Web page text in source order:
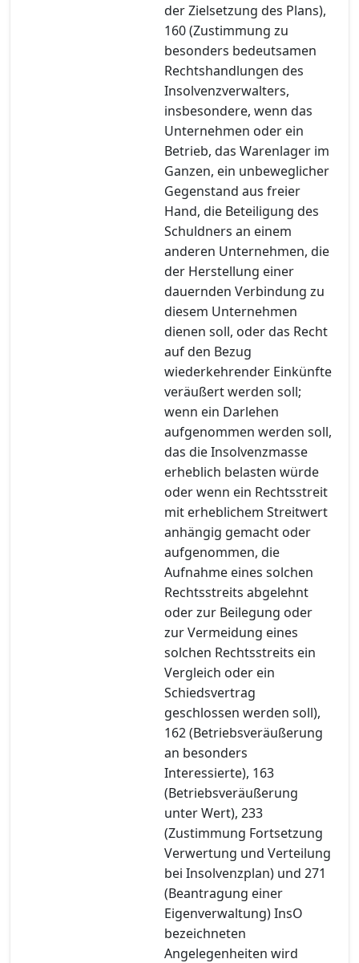
der Zielsetzung des Plans),
160 (Zustimmung zu
besonders bedeutsamen
Rechtshandlungen des
Insolvenzverwalters,
insbesondere, wenn das
Unternehmen oder ein
Betrieb, das Warenlager im
Ganzen, ein unbeweglicher
Gegenstand aus freier
Hand, die Beteiligung des
Schuldners an einem
anderen Unternehmen, die
der Herstellung einer
dauernden Verbindung zu
diesem Unternehmen
dienen soll, oder das Recht
auf den Bezug
wiederkehrender Einkünfte
veräußert werden soll;
wenn ein Darlehen
aufgenommen werden soll,
das die Insolvenzmasse
erheblich belasten würde
oder wenn ein Rechtsstreit
mit erheblichem Streitwert
anhängig gemacht oder
aufgenommen, die
Aufnahme eines solchen
Rechtsstreits abgelehnt
oder zur Beilegung oder
zur Vermeidung eines
solchen Rechtsstreits ein
Vergleich oder ein
Schiedsvertrag
geschlossen werden soll),
162 (Betriebsveräußerung
an besonders
Interessierte), 163
(Betriebsveräußerung
unter Wert), 233
(Zustimmung Fortsetzung
Verwertung und Verteilung
bei Insolvenzplan) und 271
(Beantragung einer
Eigenverwaltung) InsO
bezeichneten
Angelegenheiten wird